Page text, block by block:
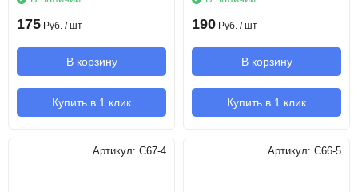
175 Руб. / шт
В корзину
Купить в 1 клик
190 Руб. / шт
В корзину
Купить в 1 клик
Артикул: C67-4 Артикул: C66-5